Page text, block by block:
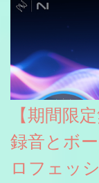
【期間限
録音とボ
ロフェッ